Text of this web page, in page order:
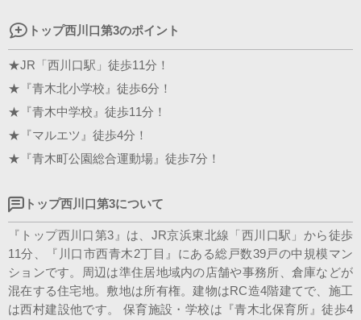
トップ西川口第3のポイント
★JR「西川口駅」徒歩11分！
★『青木北小学校』徒歩6分！
★『青木中学校』徒歩11分！
★『マルエツ』徒歩4分！
★『青木町公園総合運動場』徒歩7分！
トップ西川口第3について
『トップ西川口第3』は、JR京浜東北線「西川口駅」から徒歩
11分、『川口市西青木2丁目』にある総戸数39戸の中規模マン
ションです。周辺は準住居地域内の店舗や事務所、倉庫などが
混在する住宅地。敷地は所有権。建物はRC造4階建てで、施工
は西村建設他です。 保育施設・学校は『青木北保育所』徒歩4